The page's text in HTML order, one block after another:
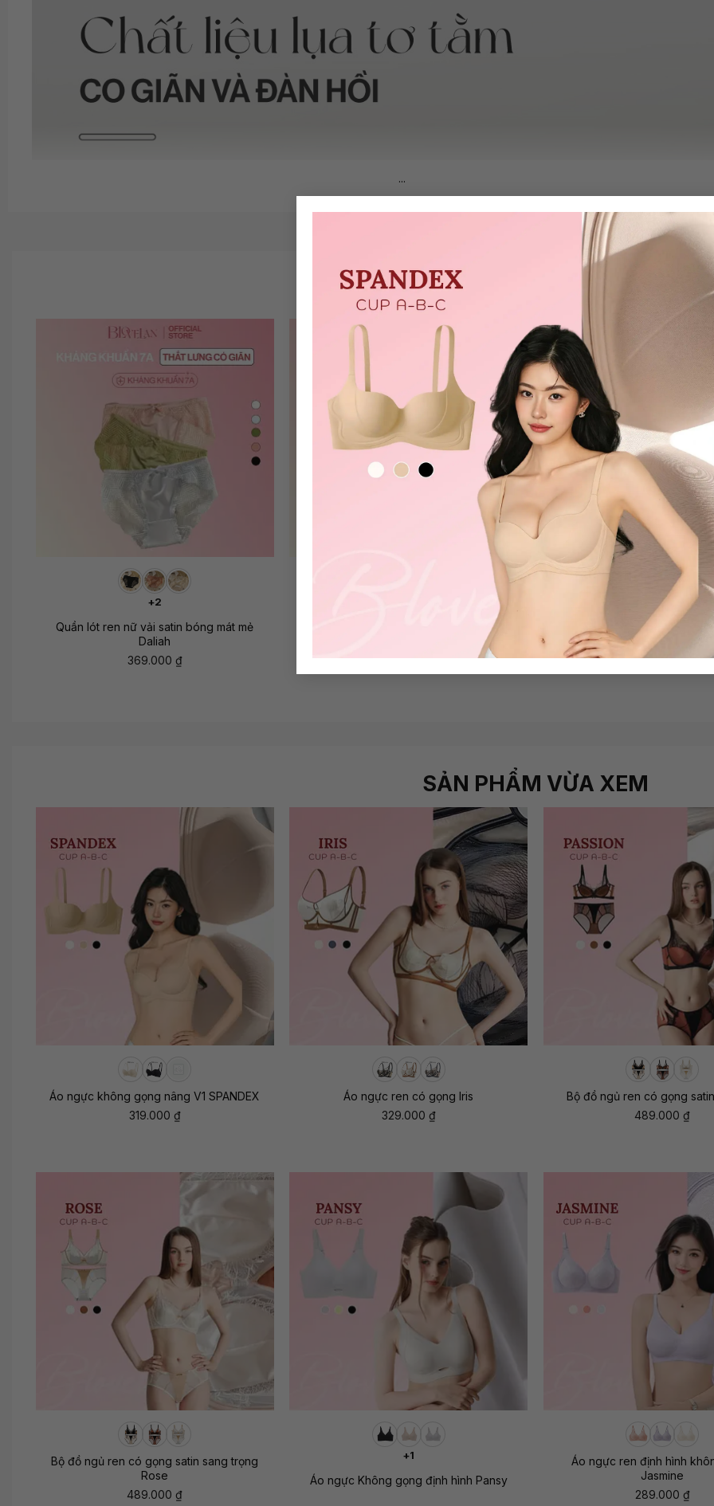
...
SẢN PHẨM TƯƠNG TỰ
+2
Quần lót ren nữ vải satin bóng mát mẻ
Daliah
369.000 ₫
Quần lót ren siêu thooáng mát Cara
359.000₫
+1
Quần lót nữ thoáng mát
479.000₫
SẢN PHẨM VỪA XEM
Áo ngực không gọng nâng V1 SPANDEX
319.000 ₫
Áo ngực ren có gọng Iris
329.000 ₫
Bộ đồ ngủ ren có gọng
489.000₫
Bộ đồ ngủ ren có gọng satin sang trọng
Rose
489.000₫
+1
Áo ngực Không gọng định hình Pansy
Áo ngực ren định hình
Jasmine
289.000 ₫